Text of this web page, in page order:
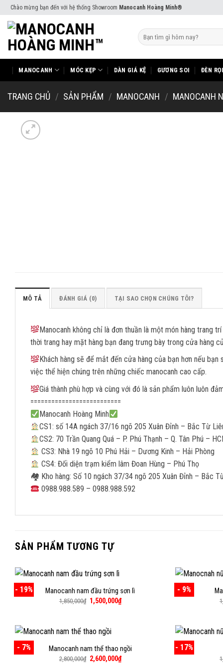
Skip
to
content
Chào mừng bạn đến với hệ thống Showroom Manocanh Hoàng Minh®
Tìm
kiếm:
MANOCANH MÓC KẸP DÀN GIÁ KỆ GƯƠNG SOI ĐÈN
TRANG CHỦ / SẢN PHẨM / MANOCANH / MANOCANH
MÔ TẢ ĐÁNH GIÁ (0) TẠI SAO CHỌN CHÚNG TÔI?
Manocanh không chỉ là đơn thuần là một món hàng trang
thời trang hay mặt hàng bạn đang trưng bày trong cửa hàng
Khách hàng sẽ để mắt đến cửa hàng của bạn hơn nếu
việc thể hiện chúng trên những chiếc manocanh cao cấp.
Giá thành phù hợp và cùng với đó là sản phẩm luôn luôn
==========================
Manocanh Hoàng Minh
CS1: số 14A ngách 37/16 ngõ 205 Xuân Đỉnh – Bắc Từ
CS2: 70 Trần Quang Quá – P. Phú Thạnh – Q. Tân Phú –
CS3: Nhà 19 ngõ 10 Phú Hải – Dương Kinh – Hải Phòng
CS4: Đối diện trạm kiểm lâm Đoan Hùng – Phú Thọ
🏘 Kho hàng: Số 10 ngách 37/34 ngõ 205 Xuân Đỉnh – Bắc
0988.988.589 – 0988.988.592
SẢN PHẨM TƯƠNG TỰ
- 19% Manocanh nam đầu trứng sơn lì
1,850,000₫ Giá
gốc
1,500,000₫Giá
hiện
- 9%
- 7% Manocanh nam thể thao ngồi
2,800,000₫ Giá
gốc
2,600,000₫Giá
hiện
- 17%